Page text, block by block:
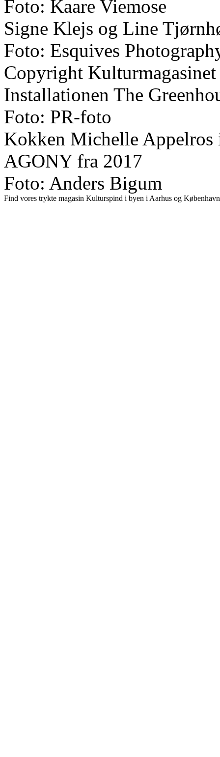
Foto: Kaare Viemose
Signe Klejs og Line
Foto: Esquives
Copyright
Installationen The
Foto: PR-foto
Kokken Michelle
AGONY fra 2017
Foto: Anders Bigum
Find vores trykte magasin Kulturspind i byen i Aarhus og København